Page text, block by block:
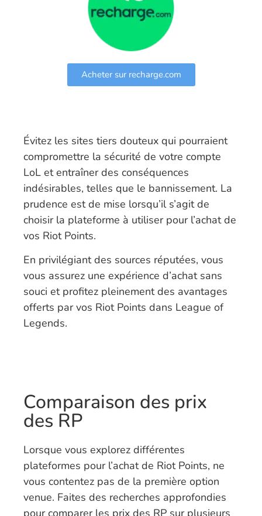
Acheter sur recharge.com
Évitez les sites tiers douteux qui pourraient
compromettre la sécurité de votre compte
LoL et entraîner des conséquences
indésirables, telles que le bannissement. La
prudence est de mise lorsqu’il s’agit de
choisir la plateforme à utiliser pour l’achat de
vos Riot Points.
En privilégiant des sources réputées, vous
vous assurez une expérience d’achat sans
souci et profitez pleinement des avantages
offerts par vos Riot Points dans League of
Legends.
Comparaison des prix
des RP
Lorsque vous explorez différentes
plateformes pour l’achat de Riot Points, ne
vous contentez pas de la première option
venue. Faites des recherches approfondies
pour comparer les prix des RP sur plusieurs